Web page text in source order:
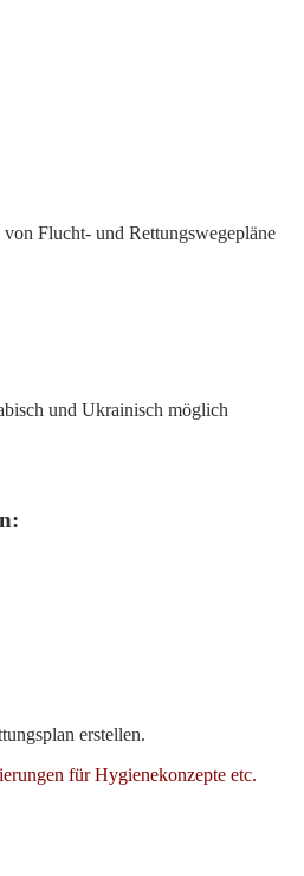
Flucht- und Rettungswegepläne
und Ukrainisch möglich
erstellen.
für Hygienekonzepte etc.